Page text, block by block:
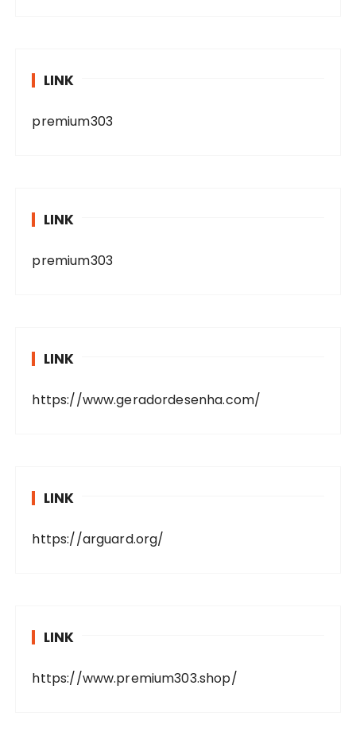
LINK
premium303
LINK
premium303
LINK
https://www.geradordesenha.com/
LINK
https://arguard.org/
LINK
https://www.premium303.shop/